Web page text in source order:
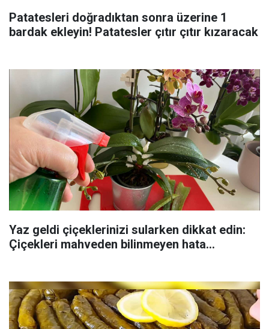
Patatesleri doğradıktan sonra üzerine 1
bardak ekleyin! Patatesler çıtır çıtır kızaracak
Yaz geldi çiçeklerinizi sularken dikkat edin:
Çiçekleri mahveden bilinmeyen hata...